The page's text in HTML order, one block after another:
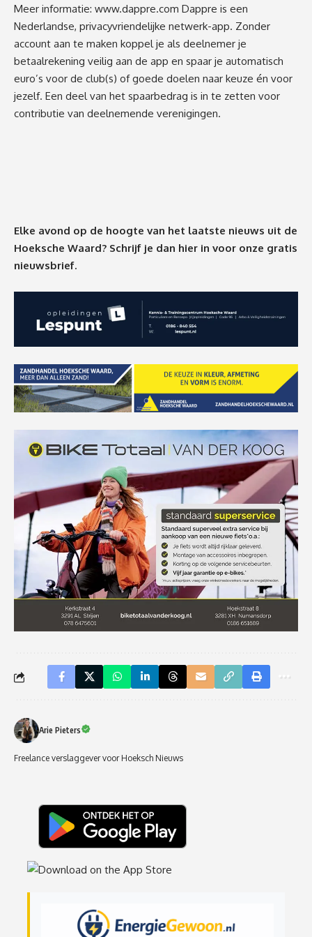
Meer informatie: www.dappre.com Dappre is een
Nederlandse, privacyvriendelijke netwerk-app. Zonder
account aan te maken koppel je als deelnemer je
betaalrekening veilig aan de app en spaar je automatisch
euro’s voor de club(s) of goede doelen naar keuze én voor
jezelf. Een deel van het spaarbedrag is in te zetten voor
contributie van deelnemende verenigingen.
Elke avond op de hoogte van het laatste nieuws uit de
Hoeksche Waard? Schrijf je dan hier in voor onze gratis
nieuwsbrief.
Arie Pieters
Freelance verslaggever voor Hoeksch Nieuws